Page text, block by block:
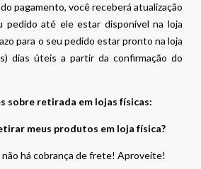
pagamento, você receberá atualização
pedido até ele estar disponível na loja
para o seu pedido estar pronto na loja
dias úteis a partir da confirmação do
sobre retirada em lojas físicas:
meus produtos em loja física?
não há cobrança de frete! Aproveite!